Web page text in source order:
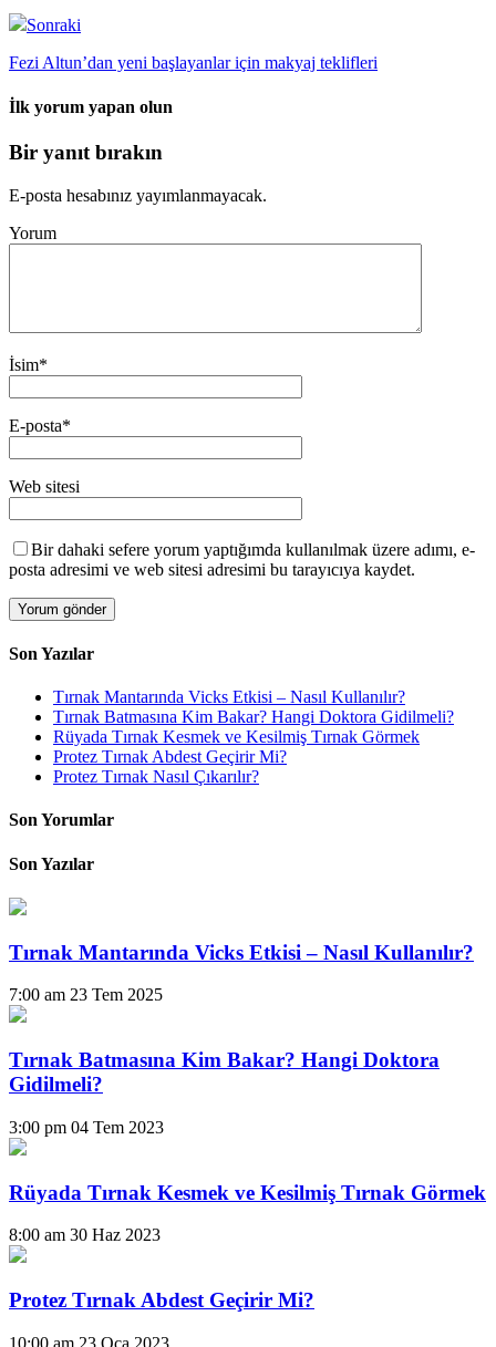
Sonraki
Fezi Altun’dan yeni başlayanlar için makyaj teklifleri
İlk yorum yapan olun
Bir yanıt bırakın
E-posta hesabınız yayımlanmayacak.
Yorum
İsim*
E-posta*
Web sitesi
Bir dahaki sefere yorum yaptığımda kullanılmak üzere adımı, e-
posta adresimi ve web sitesi adresimi bu tarayıcıya kaydet.
Son Yazılar
Tırnak Mantarında Vicks Etkisi – Nasıl Kullanılır?
Tırnak Batmasına Kim Bakar? Hangi Doktora Gidilmeli?
Rüyada Tırnak Kesmek ve Kesilmiş Tırnak Görmek
Protez Tırnak Abdest Geçirir Mi?
Protez Tırnak Nasıl Çıkarılır?
Son Yorumlar
Son Yazılar
Tırnak Mantarında Vicks Etkisi – Nasıl Kullanılır?
7:00 am 23 Tem 2025
Tırnak Batmasına Kim Bakar? Hangi Doktora
Gidilmeli?
3:00 pm 04 Tem 2023
Rüyada Tırnak Kesmek ve Kesilmiş Tırnak Görmek
8:00 am 30 Haz 2023
Protez Tırnak Abdest Geçirir Mi?
10:00 am 23 Oca 2023